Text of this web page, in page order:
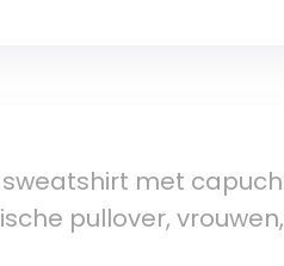
met
pullover,